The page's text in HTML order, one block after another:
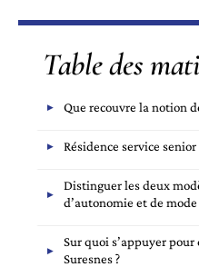
Table des
Que recouvre la notion
Résidence service
Distinguer les deux
d’autonomie et de
Sur quoi s’appuyer
Suresnes ?